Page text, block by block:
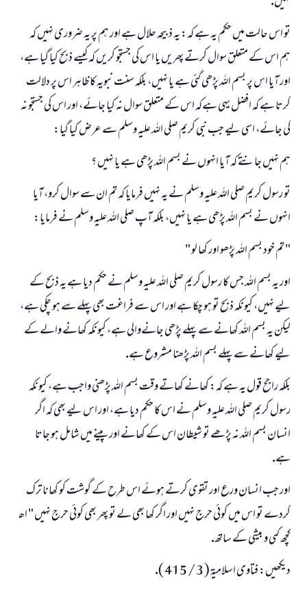
تو اس حالت ميں حكم يہ ہے كہ: يہ ذبيحہ حلال ہے اور ہم پر يہ ضرورى نہيں كہ
ہم اس كے متعلق سوال كرتے پھريں يا اس كى جستجو كريں كہ كيسے ذبح كيا گيا ہے،
اور آيا اس پر بسم اللہ پڑھى گئى ہے يا نہيں، بلكہ سنت نبويہ كا ظاہر اس پر دلالت
كرتا ہے كہ افضل يہى ہےكہ اس كے متعلق سوال نہ كيا جائے، اور اس كى جستجو نہ
كى جائے، اسى ليے جب نبى كريم صلى اللہ عليہ وسلم سے عرض كيا گيا:
ہم نہيں جانتے كہ آيا انہوں نے بسم اللہ پڑھى ہے يا نہيں ؟
تو رسول كريم صلى اللہ عليہ وسلم نے يہ نہيں فرمايا كہ تم ان سے سوال كرو، آيا
انہوں نے بسم اللہ پڑھى ہے يا نہيں، بلكہ آپ صلى اللہ عليہ وسلم نے فرمايا:
" تم خود بسم اللہ پڑھو اور كھا لو "
اور يہ بسم اللہ جس كا رسول كريم صلى اللہ عليہ وسلم نے حكم ديا ہے يہ ذبح كے
ليے نہيں، كيونكہ ذبح تو ہو چكا ہے اور اس سے فراغت بھى پہلے سے ہو چكى ہے،
ليكن يہ بسم اللہ كھانے سے پہلے پڑھى جانےوالى ہے، كيونكہ كھانے والے كے
ليے كھانے سے پہلے بسم اللہ پڑھنا مشروع ہے.
بلكہ راجح قول يہ ہے كہ: كھانے كھاتے وقت بسم اللہ پڑھنى واجب ہے، كيونكہ
رسول كريم صلى اللہ عليہ وسلم نے اس كا حكم ديا ہے، اور اس ليے بھى كہ اگر
انسان بسم اللہ نہ پڑھے تو شيطان اس كے كھانے اور پينے ميں شامل ہو جاتا
ہے.
اور جب انسان ورع اور تقوى كرتے ہوئے اس طرح كے گوشت كو كھانا ترك
كردے تو اس ميں كوئى حرج نہيں اور اگر كھا بھى لے تو پھر بھى كوئى حرج نہيں " اھـ
كچھ كمى و بيشى كے ساتھ.
ديكھيں: فتاوى اسلاميۃ ( 3 / 415 ).